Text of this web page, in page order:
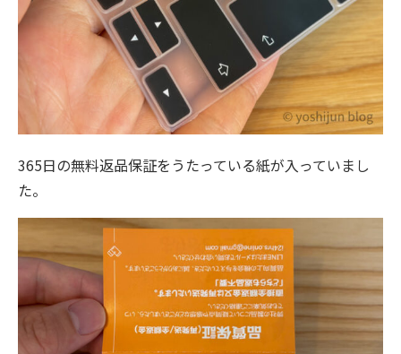
365日の無料返品保証をうたっている紙が入っていまし
た。